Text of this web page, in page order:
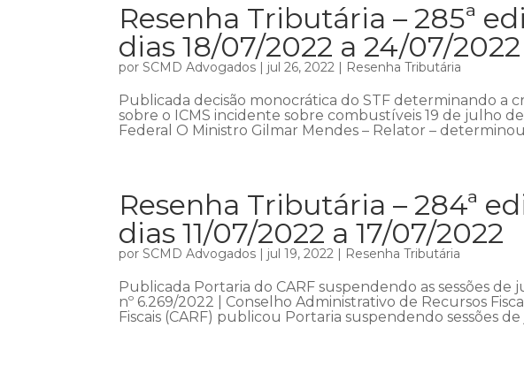
Resenha Tributária – 285ª
dias 18/07/2022 a 24/07/2022
porSCMD Advogados | jul 26, 2022 | Resenha Tributária
Publicada decisão monocrática do STF determinando a
sobre o ICMS incidente sobre combustíveis 19 de julho
Federal O Ministro Gilmar Mendes – Relator – determinou
Resenha Tributária – 284ª
dias 11/07/2022 a 17/07/2022
porSCMD Advogados | jul 19, 2022 | Resenha Tributária
Publicada Portaria do CARF suspendendo as sessões
nº 6.269/2022 | Conselho Administrativo de Recursos
Fiscais (CARF) publicou Portaria suspendendo sessões